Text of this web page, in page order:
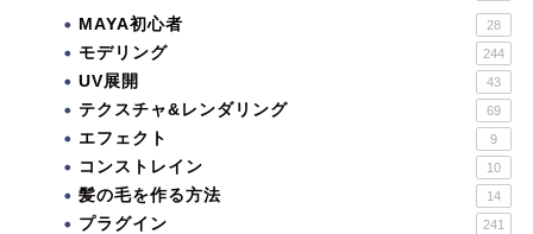
MAYA初心者 28
モデリング 244
UV展開 43
テクスチャ&レンダリング 69
エフェクト 9
コンストレイン 10
髪の毛を作る方法 14
プラグイン 241